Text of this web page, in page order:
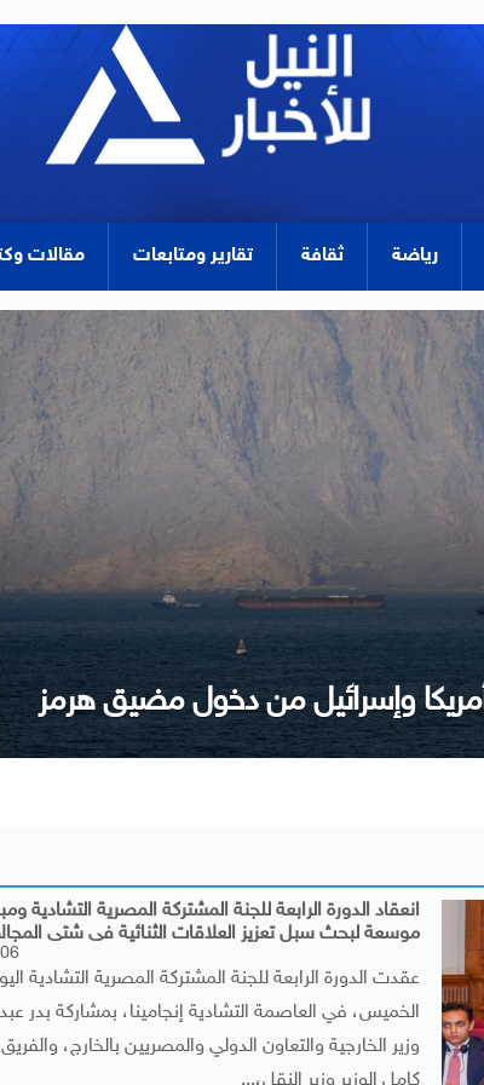
رياضة ثقافة تقارير ومتابعات مقالات
بن عيسى ويجدد موقف مصر الداعم
انعقاد الدورة الرابعة للجنة المشتركة المصرية التشادية
موسعة لبحث سبل تعزيز العلاقات الثنائية فى شتى
عقدت الدورة الرابعة للجنة المشتركة المصرية التشادية
الخميس، في العاصمة التشادية إنجامينا، بمشاركة بدر
وزير الخارجية والتعاون الدولي والمصريين بالخارج،
كامل الوزير وزير النقل،...